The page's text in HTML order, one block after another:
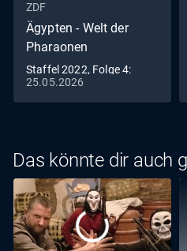
ZDF
Ägypten - Welt der
Pharaonen
Staffel 2022, Folge 4:
Totenkult
25.05.2026
Das könnte dir auch